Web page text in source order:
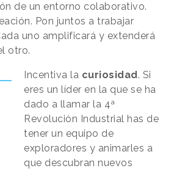
de un entorno colaborativo.
Pon juntos a trabajar
uno amplificará y extenderá
otro.
Incentiva la curiosidad . Si
eres un líder en la que se ha
dado a llamar la 4ª
Revolución Industrial has de
tener un equipo de
exploradores y animarles a
que descubran nuevos